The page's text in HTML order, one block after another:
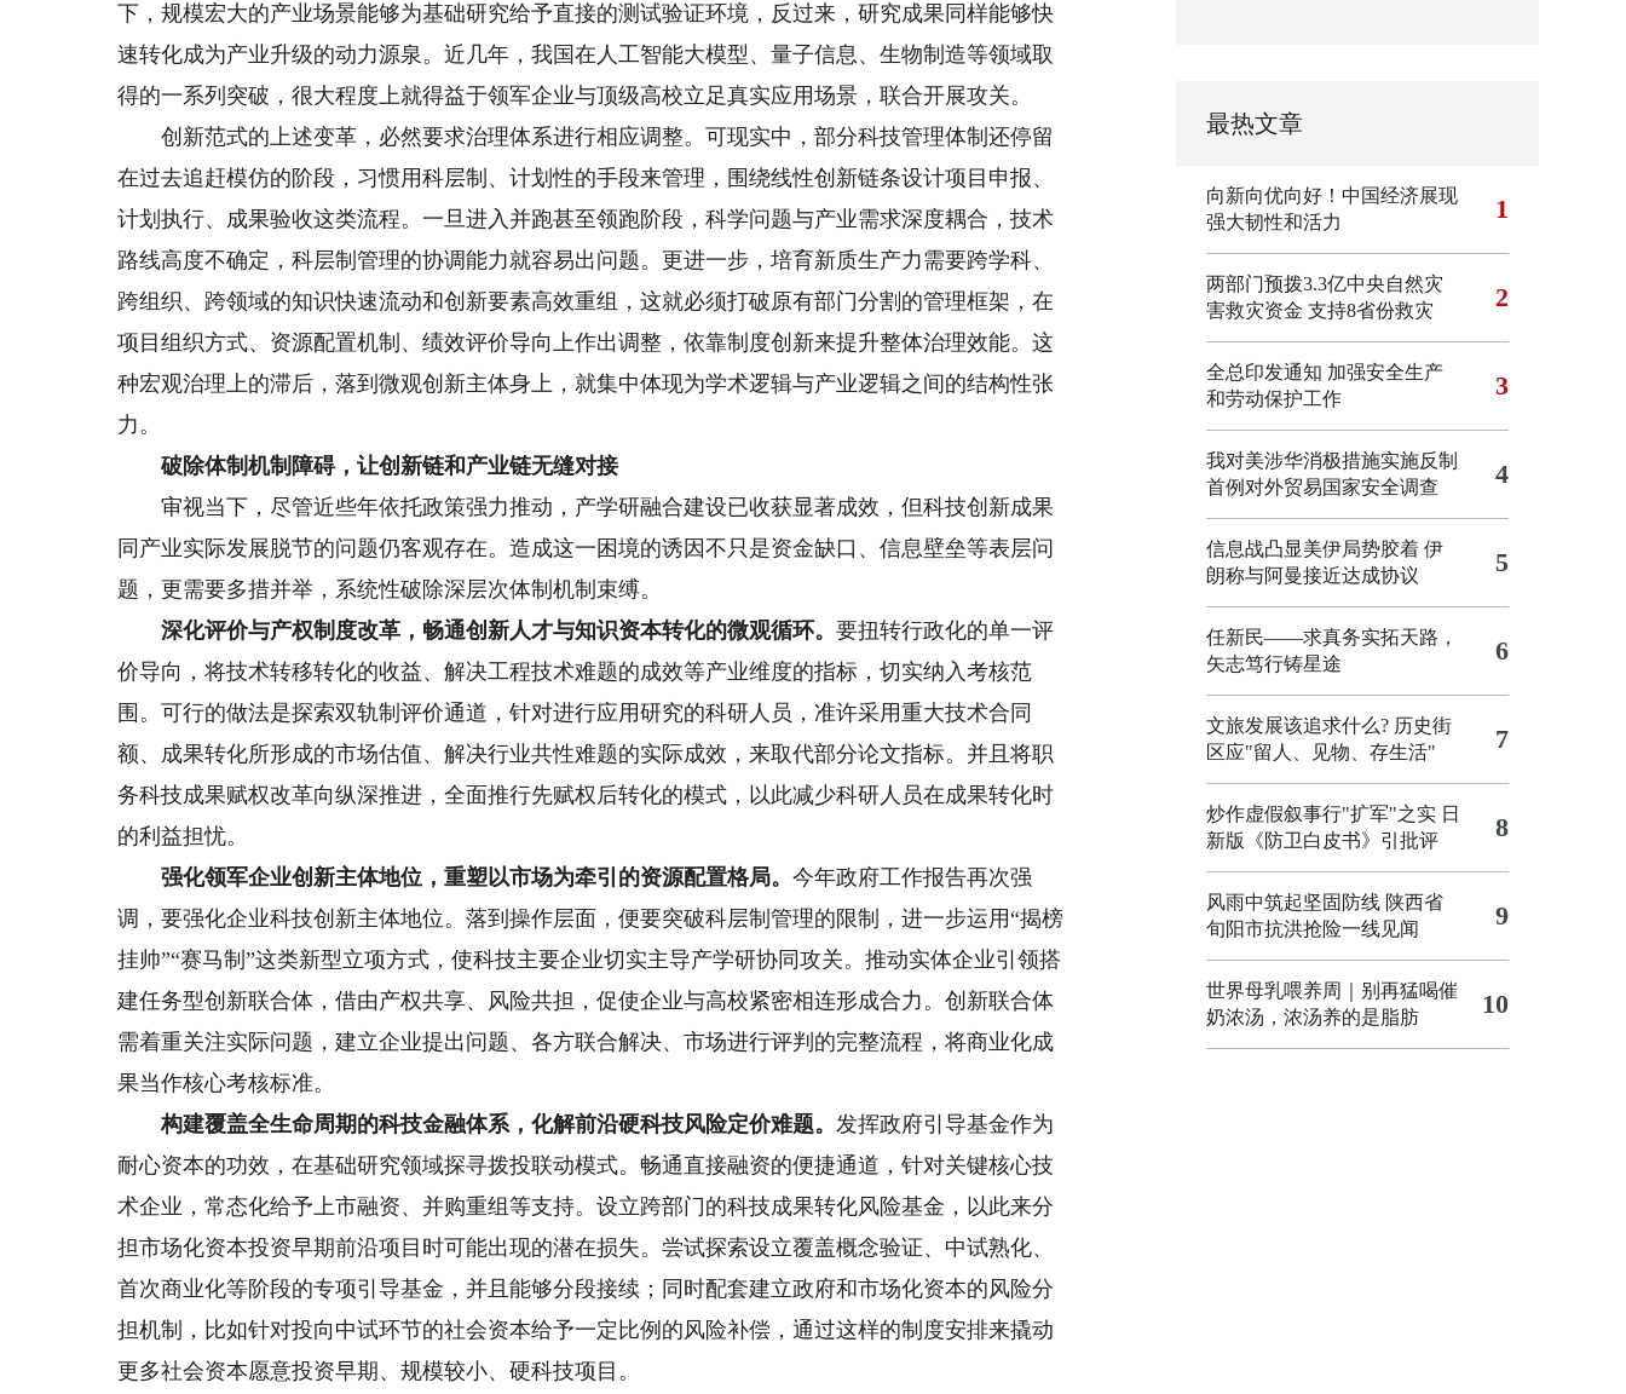
下，规模宏大的产业场景能够为基础研究给予直接的测试验证环境，反过来，研究成果同样能够快
速转化成为产业升级的动力源泉。近几年，我国在人工智能大模型、量子信息、生物制造等领域取
得的一系列突破，很大程度上就得益于领军企业与顶级高校立足真实应用场景，联合开展攻关。
创新范式的上述变革，必然要求治理体系进行相应调整。可现实中，部分科技管理体制还停留
在过去追赶模仿的阶段，习惯用科层制、计划性的手段来管理，围绕线性创新链条设计项目申报、
计划执行、成果验收这类流程。一旦进入并跑甚至领跑阶段，科学问题与产业需求深度耦合，技术
路线高度不确定，科层制管理的协调能力就容易出问题。更进一步，培育新质生产力需要跨学科、
跨组织、跨领域的知识快速流动和创新要素高效重组，这就必须打破原有部门分割的管理框架，在
项目组织方式、资源配置机制、绩效评价导向上作出调整，依靠制度创新来提升整体治理效能。这
种宏观治理上的滞后，落到微观创新主体身上，就集中体现为学术逻辑与产业逻辑之间的结构性张
力。
破除体制机制障碍，让创新链和产业链无缝对接
审视当下，尽管近些年依托政策强力推动，产学研融合建设已收获显著成效，但科技创新成果
同产业实际发展脱节的问题仍客观存在。造成这一困境的诱因不只是资金缺口、信息壁垒等表层问
题，更需要多措并举，系统性破除深层次体制机制束缚。
深化评价与产权制度改革，畅通创新人才与知识资本转化的微观循环。要扭转行政化的单一评
价导向，将技术转移转化的收益、解决工程技术难题的成效等产业维度的指标，切实纳入考核范
围。可行的做法是探索双轨制评价通道，针对进行应用研究的科研人员，准许采用重大技术合同
额、成果转化所形成的市场估值、解决行业共性难题的实际成效，来取代部分论文指标。并且将职
务科技成果赋权改革向纵深推进，全面推行先赋权后转化的模式，以此减少科研人员在成果转化时
的利益担忧。
强化领军企业创新主体地位，重塑以市场为牵引的资源配置格局。今年政府工作报告再次强
调，要强化企业科技创新主体地位。落到操作层面，便要突破科层制管理的限制，进一步运用“揭榜
挂帅”“赛马制”这类新型立项方式，使科技主要企业切实主导产学研协同攻关。推动实体企业引领搭
建任务型创新联合体，借由产权共享、风险共担，促使企业与高校紧密相连形成合力。创新联合体
需着重关注实际问题，建立企业提出问题、各方联合解决、市场进行评判的完整流程，将商业化成
果当作核心考核标准。
构建覆盖全生命周期的科技金融体系，化解前沿硬科技风险定价难题。发挥政府引导基金作为
耐心资本的功效，在基础研究领域探寻拨投联动模式。畅通直接融资的便捷通道，针对关键核心技
术企业，常态化给予上市融资、并购重组等支持。设立跨部门的科技成果转化风险基金，以此来分
担市场化资本投资早期前沿项目时可能出现的潜在损失。尝试探索设立覆盖概念验证、中试熟化、
首次商业化等阶段的专项引导基金，并且能够分段接续；同时配套建立政府和市场化资本的风险分
担机制，比如针对投向中试环节的社会资本给予一定比例的风险补偿，通过这样的制度安排来撬动
更多社会资本愿意投资早期、规模较小、硬科技项目。
最热文章
向新向优向好！中国经济展现
强大韧性和活力
1
两部门预拨3.3亿中央自然灾
害救灾资金 支持8省份救灾
2
全总印发通知 加强安全生产
和劳动保护工作
3
我对美涉华消极措施实施反制
首例对外贸易国家安全调查
4
信息战凸显美伊局势胶着 伊
朗称与阿曼接近达成协议
5
任新民——求真务实拓天路，
矢志笃行铸星途
6
文旅发展该追求什么? 历史街
区应"留人、见物、存生活"
7
炒作虚假叙事行"扩军"之实 日
新版《防卫白皮书》引批评
8
风雨中筑起坚固防线 陕西省
旬阳市抗洪抢险一线见闻
9
世界母乳喂养周｜别再猛喝催
奶浓汤，浓汤养的是脂肪
10